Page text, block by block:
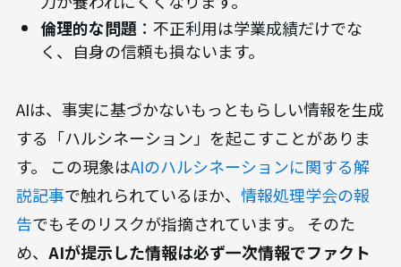
倫理的な問題 ：不正利用は学業成績だけでな
く、自身の信頼も損ないます。
AIは、事実に基づかないもっともらしい情報を生成
する「ハルシネーション」を起こすことがありま
す。 この現象はAIのハルシネーションに関する解
説記事で触れられているほか、 情報処理学会の報
告でもそのリスクが指摘されています。 そのた
め、 AIが提示した情報は必ず一次情報でファクト